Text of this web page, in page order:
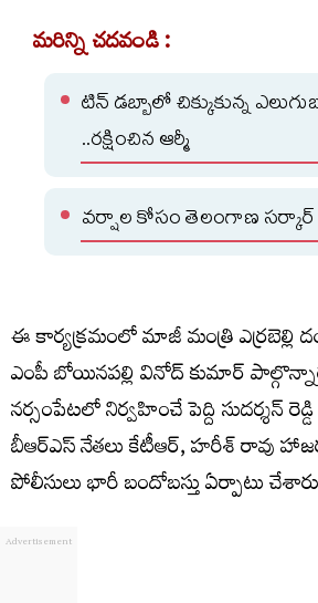
మరిన్ని చదవండి :
టిన్ డబ్బాలో చిక్కుకున్న
..రక్షించిన ఆర్మీ
వర్షాల కోసం తెలంగాణ
ఈ కార్యక్రమంలో మాజీ మంత్రి
ఎంపీ బోయినపల్లి వినోద్ కుమార్
నర్సంపేటలో నిర్వహించే పెద్ది సుదర్శన్
బీఆర్ఎస్ నేతలు కేటీఆర్, హరీశ్ రావు
పోలీసులు భారీ బందోబస్తు ఏర్పాటు